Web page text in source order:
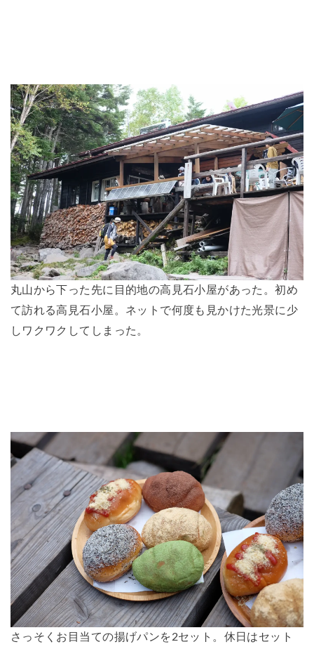
丸山から下った先に目的地の高見石小屋があった。初め
て訪れる高見石小屋。ネットで何度も見かけた光景に少
しワクワクしてしまった。
さっそくお目当ての揚げパンを2セット。休日はセット